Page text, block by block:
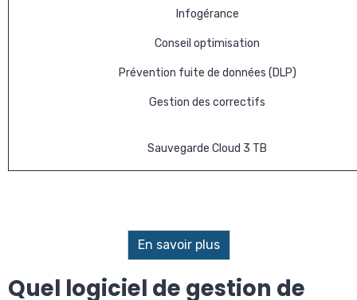
Infogérance
Conseil optimisation
Prévention fuite de données (DLP)
Gestion des correctifs
Sauvegarde Cloud 3 TB
En savoir plus
Quel logiciel de gestion de